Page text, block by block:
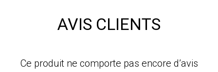
AVIS CLIENTS
Ce produit ne comporte pas encore d’avis